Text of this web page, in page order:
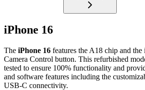
iPhone 16
The iPhone 16 features the A18 chip and
Camera Control button. This refurbished
tested to ensure 100% functionality and
and software features including the
USB-C connectivity.